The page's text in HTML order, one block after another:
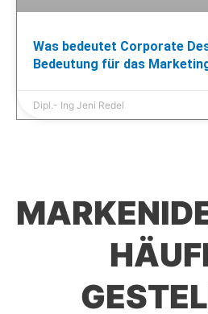
Was bedeutet Corporate
Bedeutung für das
Dipl.- Ing Jeni Redel